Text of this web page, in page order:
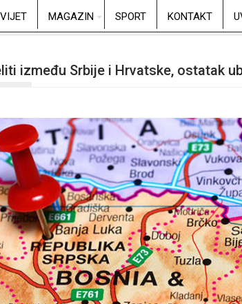
MAGAZIN SPORT KONTAKT
između Srbije i Hrvatske, ostatak